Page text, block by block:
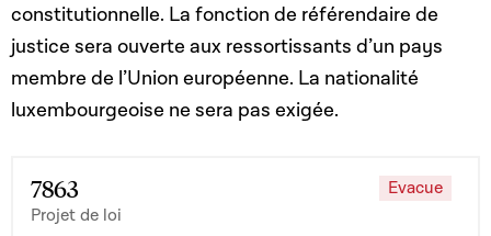
constitutionnelle. La fonction de référendaire de
justice sera ouverte aux ressortissants d’un pays
membre de l’Union européenne. La nationalité
luxembourgeoise ne sera pas exigée.
7863
Projet de loi
Evacue